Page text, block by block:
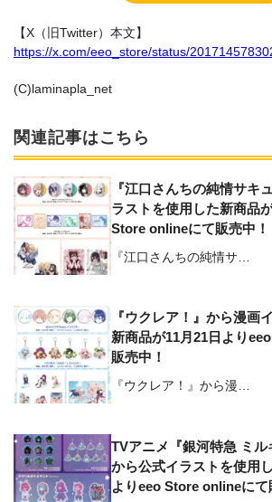
【X（旧Twitter）本文】
https://x.com/eeo_store/status/
(C)laminapla_net
関連記事はこちら
『江口さんちの純情サキ
ラストを使用した新商品
Store onlineにて販売中！
『江口さんちの純情サ…
『ウクレア！』から漫画
新商品が11月21日より
販売中！
『ウクレア！』から漫…
TVアニメ『銀河特急 ミ
から公式イラストを使用
よりeeo Store onlineにて